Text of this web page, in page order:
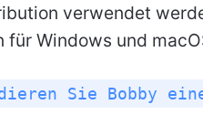
verwendet
Windows und
Sie Bobby